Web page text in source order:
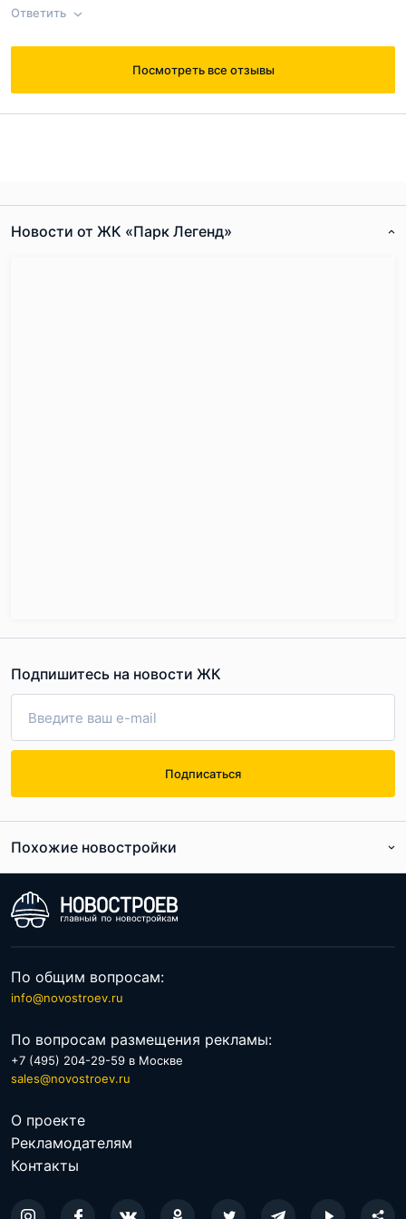
Отправить комментарий
бизнессцентры. Думаю тут буду распологаться достойные
всему комплексу будет высокое, а это означает чистоту и
безопастность. Прикидываю в каком корпусе лучше взять
Ответить
@Игорь Кондрашев
Посмотреть все отзывы
Новости от ЖК «Парк Легенд»
Подпишитесь на новости ЖК
Подписаться
Похожие новостройки
По расположению
По общим вопросам:
info@novostroev.ru
По вопросам размещения рекламы:
+7 (495) 204-29-59 в Москве
sales@novostroev.ru
О проекте
Рекламодателям
Контакты